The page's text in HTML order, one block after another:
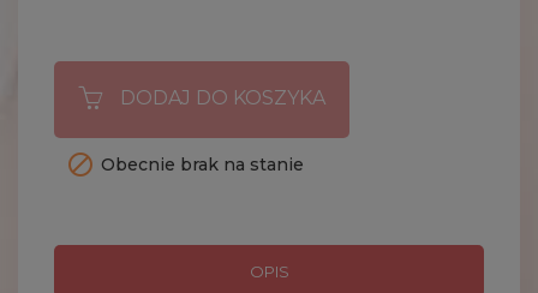
DODAJ DO KOSZYKA
 Obecnie brak na stanie
OPIS